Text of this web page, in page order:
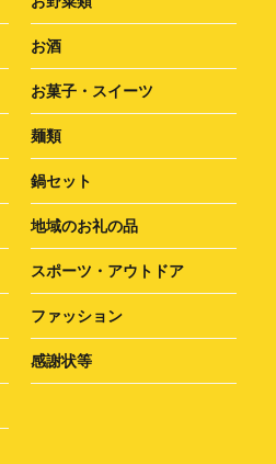
お酒
お菓子・スイーツ
麺類
鍋セット
地域のお礼の品
スポーツ・アウトドア
ファッション
感謝状等